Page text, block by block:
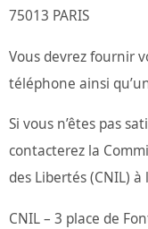
75013 PARIS
Vous devrez fournir
téléphone ainsi
Si vous n’êtes pas
contacterez la
des Libertés (CNIL) à
CNIL – 3 place de